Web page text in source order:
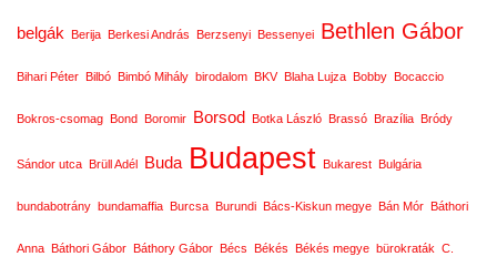
belgák Berija Berkesi András Berzsenyi Bessenyei Bethlen Gábor
Bihari Péter Bilbó Bimbó Mihály birodalom BKV Blaha Lujza Bobby Bocaccio
Bokros-csomag Bond Boromir Borsod Botka László Brassó Brazília Bródy
Sándor utca Brüll Adél Buda Budapest Bukarest Bulgária
bundabotrány bundamaffia Burcsa Burundi Bács-Kiskun megye Bán Mór Báthori
Anna Báthori Gábor Báthory Gábor Bécs Békés Békés megye bürokraták C.